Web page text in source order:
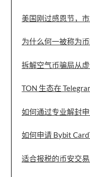
美国刚过感恩节，
为什么何一被称为
拆解空气币骗局从
TON 生态在
如何通过专业解封
如何申请 Bybit
适合报税的币安交